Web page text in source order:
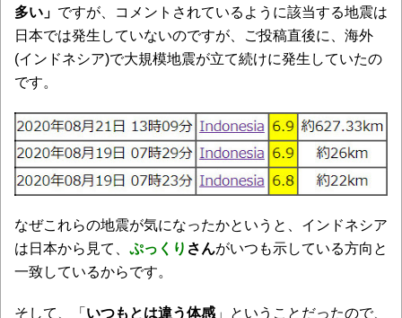
多い」 ですが、コメントされているように該当する地震は
日本では発生していないのですが、ご投稿直後に、海外
(インドネシア)で大規模地震が立て続けに発生していたの
です。
なぜこれらの地震が気になったかというと、インドネシア
は日本から見て、 ぷっくり さんがいつも示している方向と
一致しているからです。
そして、「 いつもとは違う体感 」ということだったので、